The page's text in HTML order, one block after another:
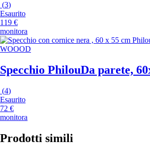
(3)
Esaurito
119 €
monitora
WOOOD
Specchio PhilouDa parete,
(4)
Esaurito
72 €
monitora
Prodotti simili